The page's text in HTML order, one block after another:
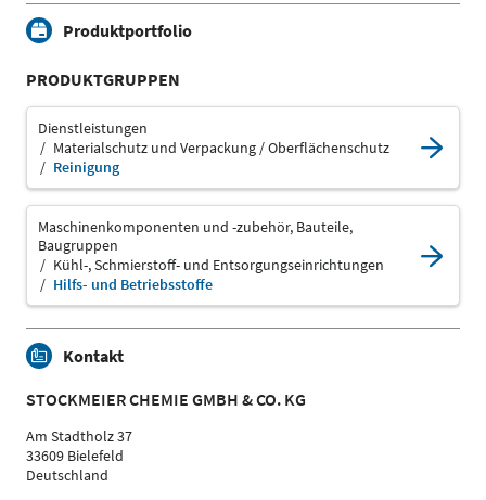
Produktportfolio
PRODUKTGRUPPEN
Dienstleistungen
Materialschutz und Verpackung / Oberflächenschutz
Reinigung
Maschinenkomponenten und -zubehör, Bauteile,
Baugruppen
Kühl-, Schmierstoff- und Entsorgungseinrichtungen
Hilfs- und Betriebsstoffe
Kontakt
STOCKMEIER CHEMIE GMBH & CO. KG
Am Stadtholz 37
33609 Bielefeld
Deutschland